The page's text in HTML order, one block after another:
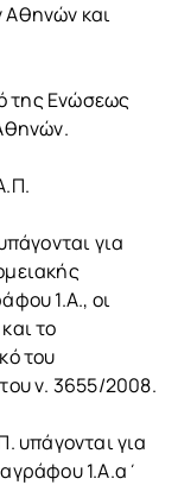
και
της Ενώσεως
για
1.A., οι
το
του
ν. 3655/2008.
υπάγονται για
1.A.α΄